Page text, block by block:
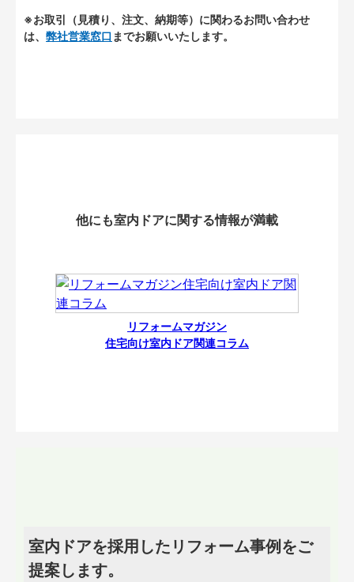
※お取引（見積り、注文、納期等）に関わるお問い合わせ
は、 弊社営業窓口 までお願いいたします。
他にも室内ドアに関する情報が満載
リフォームマガジン
住宅向け室内ドア関連コラム
室内ドアを採用したリフォーム事例をご
提案します。